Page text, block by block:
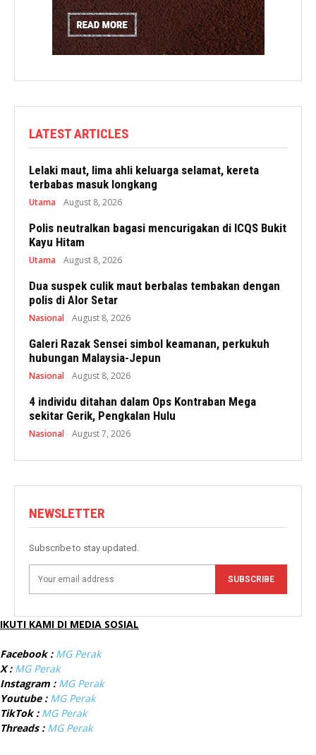
LATEST ARTICLES
Lelaki maut, lima ahli keluarga selamat, kereta
terbabas masuk longkang
Utama August 8, 2026
Polis neutralkan bagasi mencurigakan di ICQS Bukit
Kayu Hitam
Utama August 8, 2026
Dua suspek culik maut berbalas tembakan dengan
polis di Alor Setar
Nasional August 8, 2026
Galeri Razak Sensei simbol keamanan, perkukuh
hubungan Malaysia-Jepun
Nasional August 8, 2026
4 individu ditahan dalam Ops Kontraban Mega
sekitar Gerik, Pengkalan Hulu
Nasional August 7, 2026
NEWSLETTER
Subscribe to stay updated.
SUBSCRIBE
IKUTI KAMI DI MEDIA SOSIAL
Facebook : MG Perak
X : MG Perak
Instagram : MG Perak
Youtube : MG Perak
TikTok : MG Perak
Threads : MG Perak